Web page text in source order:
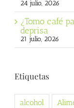
24 julio, 2026
¿Tomo café
deprisa
21 julio, 2026
Etiquetas
alcohol